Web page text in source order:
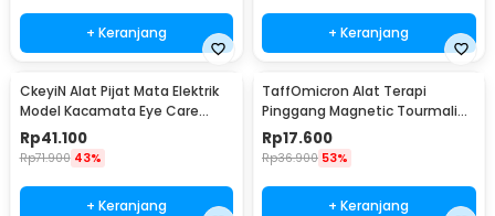
+ Keranjang + Keranjang
CkeyiN Alat Pijat Mata Elektrik
Model Kacamata Eye Care
Massager - MR818
Rp41.100
Rp71.900 43%
+ Keranjang
TaffOmicron Alat Terapi
Pinggang Magnetic Tourmaline
Nylon Size L
Rp17.600
Rp36.900 53%
+ Keranjang